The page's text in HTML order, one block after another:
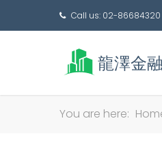
Call us: 02-86684320
You are here: